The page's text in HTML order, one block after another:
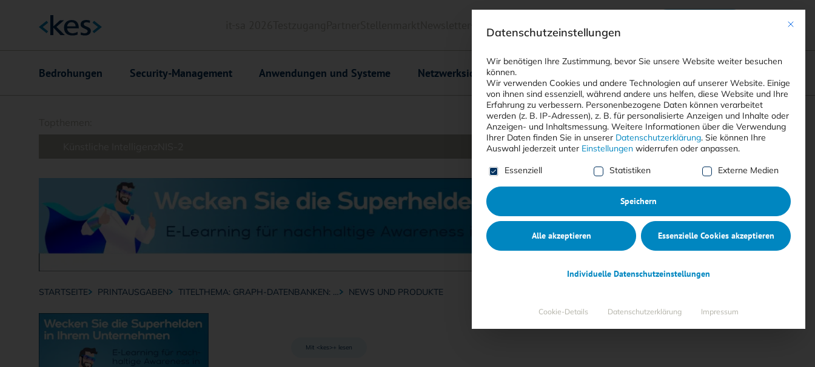
Suchen
<kes>+ Downloads
Hauptnavigation
Bedrohungen Security-Management Anwendungen und Systeme Netzwerksicherheit
Breadcrumb-Navigation
STARTSEITE PRINTAUSGABEN TITELTHEMA: GRAPH-DATENBANKEN: … NEWS UND PRODUKTE
Mit <kes>+ lesen
Mit
Datenschutzeinstellungen
Wir benötigen Ihre Zustimmung, bevor Sie unsere Website weiter besuchen
können.
Wir verwenden Cookies und andere Technologien auf unserer Website. Einige
von ihnen sind essenziell, während andere uns helfen, diese Website und Ihre
Erfahrung zu verbessern. Personenbezogene Daten können verarbeitet
werden (z. B. IP-Adressen), z. B. für personalisierte Anzeigen und Inhalte oder
Anzeigen- und Inhaltsmessung. Weitere Informationen über die Verwendung
Ihrer Daten finden Sie in unserer Datenschutzerklärung. Sie können Ihre
Auswahl jederzeit unter Einstellungen widerrufen oder anpassen.
Es folgt eine Liste der Service-Gruppen, für die eine Einwilligung
Essenziell Statistiken Externe Medien
Speichern
Alle akzeptieren Essenzielle Cookies akzeptieren
Individuelle Datenschutzeinstellungen
Cookie-Details Datenschutzerklärung Impressum